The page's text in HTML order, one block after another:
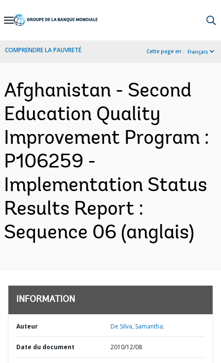
Skip
Navigation
COMPRENDRE LA PAUVRETÉ Cette page en : Français
Afghanistan - Second
Education Quality
Improvement Program :
P106259 -
Implementation Status
Results Report :
Sequence 06 (anglais)
INFORMATION
Auteur De Silva, Samantha;
Date du document 2010/12/08